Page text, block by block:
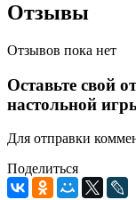
Отзывы
Отзывов пока нет
Оставьте свой
настольной
Для отправки
Поделиться